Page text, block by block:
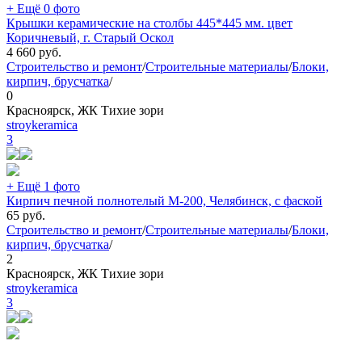
+ Ещё 0 фото
Крышки керамические на столбы 445*445 мм. цвет
Коричневый, г. Старый Оскол
4 660 руб.
Строительство и ремонт/Строительные материалы/Блоки,
кирпич, брусчатка/
0
Красноярск, ЖК Тихие зори
stroykeramica
3
+ Ещё 1 фото
Кирпич печной полнотелый М-200, Челябинск, с фаской
65 руб.
Строительство и ремонт/Строительные материалы/Блоки,
кирпич, брусчатка/
2
Красноярск, ЖК Тихие зори
stroykeramica
3